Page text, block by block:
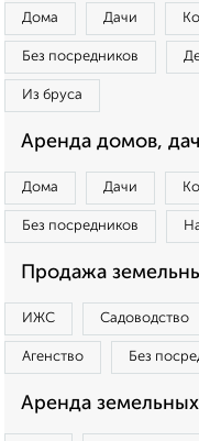
Дома Дачи
Без посредников
Из бруса
Аренда домов,
Дома Дачи
Без посредников
Продажа
ИЖС Садоводство
Агенство Без
Аренда земельных